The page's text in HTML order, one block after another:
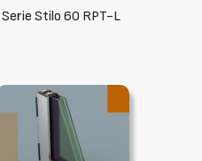
Serie Stilo 60 RPT-L